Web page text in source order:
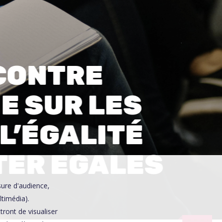
SUR LES
EGALES
d'audience,
de visualiser